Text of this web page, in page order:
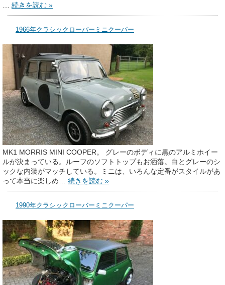
続きを読む »
1966年クラシックローバーミニクーパー
MK1 MORRIS MINI COOPER。 グレーのボディに黒のアルミホイー
ルが決まっている。ルーフのソフトトップもお洒落。白とグレーのシ
ックな内装がマッチしている。ミニは、いろんな定番がスタイルがあ
って本当に楽しめ… 続きを読む »
1990年クラシックローバーミニクーパー